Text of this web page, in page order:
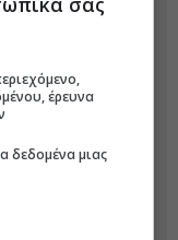
έρευνα
δεδομένα μιας